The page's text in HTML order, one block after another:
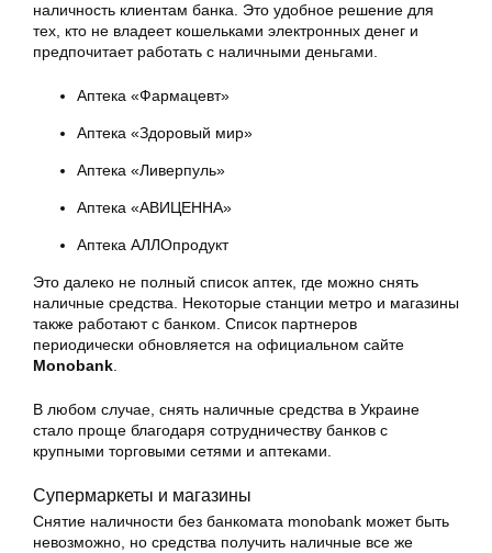
наличность клиентам банка. Это удобное решение для
тех, кто не владеет кошельками электронных денег и
предпочитает работать с наличными деньгами.
Аптека «Фармацевт»
Аптека «Здоровый мир»
Аптека «Ливерпуль»
Аптека «АВИЦЕННА»
Аптека АЛЛОпродукт
Это далеко не полный список аптек, где можно снять
наличные средства. Некоторые станции метро и магазины
также работают с банком. Список партнеров
периодически обновляется на официальном сайте
Monobank
В любом случае, снять наличные средства в Украине
стало проще благодаря сотрудничеству банков с
крупными торговыми сетями и аптеками.
Супермаркеты и магазины
Снятие наличности без банкомата monobank может быть
невозможно, но средства получить наличные все же